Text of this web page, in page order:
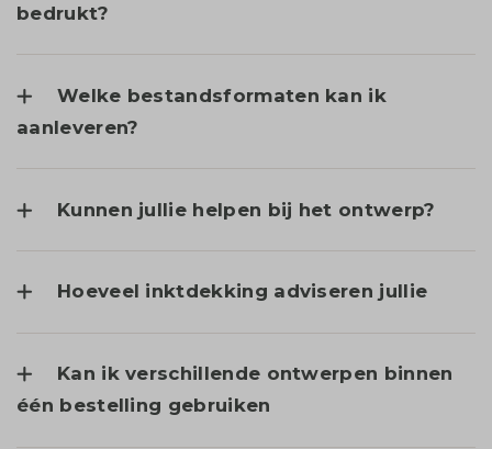
bedrukt?
Welke bestandsformaten kan ik
aanleveren?
Kunnen jullie helpen bij het ontwerp?
Hoeveel inktdekking adviseren jullie
Kan ik verschillende ontwerpen binnen
één bestelling gebruiken